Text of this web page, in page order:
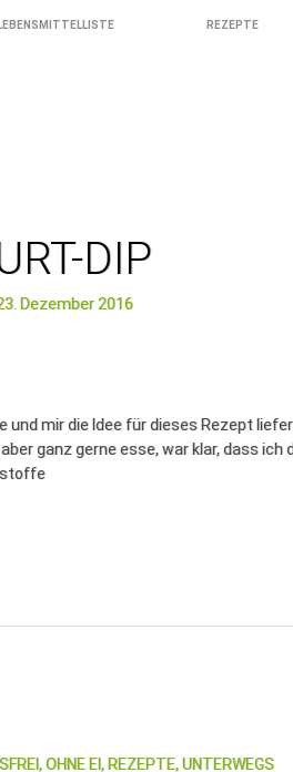
LEBENSMITTELLISTE REZEPTE
DIP
Dezember 2016
und mir die Idee für dieses Rezept
ganz gerne esse, war klar, dass ich
OHNE EI, REZEPTE,UNTERWEGS